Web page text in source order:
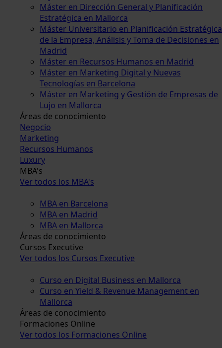
Máster en Dirección General y Planificación
Estratégica en Mallorca
Máster Universitario en Planificación Estratégica
de la Empresa, Análisis y Toma de Decisiones en
Madrid
Máster en Recursos Humanos en Madrid
Máster en Marketing Digital y Nuevas
Tecnologías en Barcelona
Máster en Marketing y Gestión de Empresas de
Lujo en Mallorca
Áreas de conocimiento
Negocio
Marketing
Recursos Humanos
Luxury
MBA's
Ver todos los MBA's
MBA en Barcelona
MBA en Madrid
MBA en Mallorca
Áreas de conocimiento
Cursos Executive
Ver todos los Cursos Executive
Curso en Digital Business en Mallorca
Curso en Yield & Revenue Management en
Mallorca
Áreas de conocimiento
Formaciones Online
Ver todos los Formaciones Online